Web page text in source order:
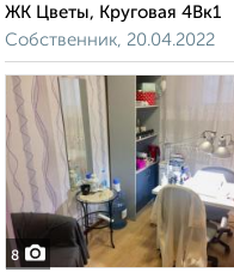
ЖК Цветы, Круговая 4Вк1
Собственник, 20.04.2022
8